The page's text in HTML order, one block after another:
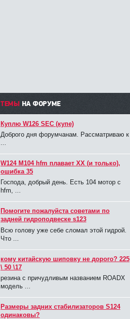
ТЕМЫ НА ФОРУМЕ
Куплю W126 SEC (купе)
Доброго дня форумчанам. Рассматриваю к
...
W124 M104 hfm плавает ХХ (и только),
ошибка 35
Господа, добрый день. Есть 104 мотор с
hfm, ...
Помогите пожалуйста советами по
задней гидроподвеске s123
Всю голову уже себе сломал этой гидрой.
Что ...
кому китайскую шиповку не дорого? 225
\ 50 \17
резина с причудливым названием ROADX
модель ...
Размеры задних стабилизаторов S124
одинаковы?